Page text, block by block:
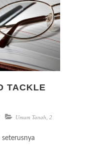
TACKLE
Umum Tanah 2